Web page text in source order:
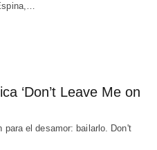
‘Don’t Leave Me on
el desamor: bailarlo. Don't